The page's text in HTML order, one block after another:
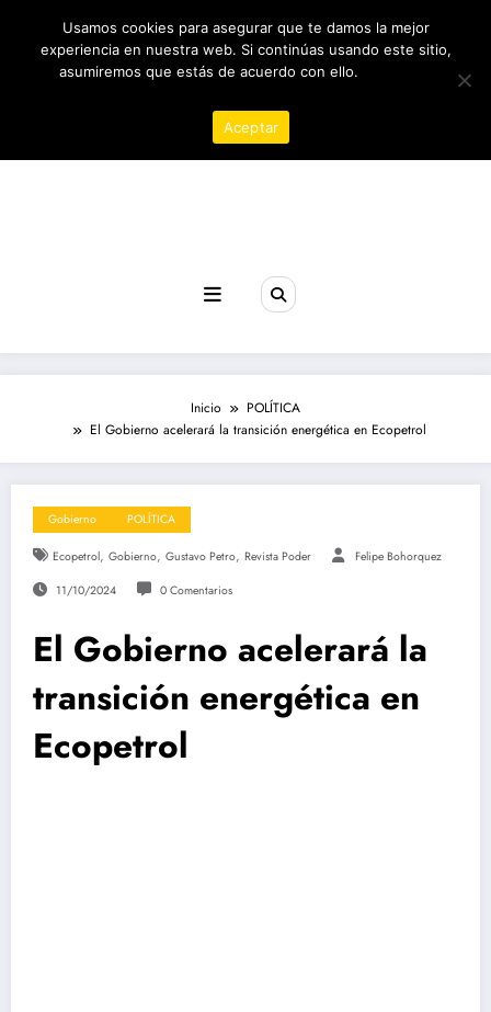
contenido
07/08/2026 9:55:47 PM
Inicio
POLÍTICA
El Gobierno acelerará la transición energética en Ecopetrol
Gobierno POLÍTICA
Ecopetrol, Gobierno, Gustavo Petro, Revista Poder Felipe Bohorquez
11/10/2024 0 Comentarios
El Gobierno acelerará la
transición energética en
Ecopetrol
Usamos cookies para asegurar que te damos la mejor
experiencia en nuestra web. Si continúas usando este sitio,
asumiremos que estás de acuerdo con ello.
Aceptar